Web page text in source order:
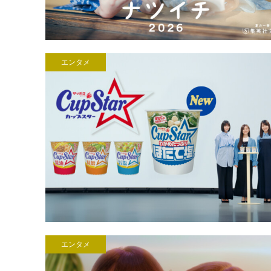
エンタメ
エンタメ